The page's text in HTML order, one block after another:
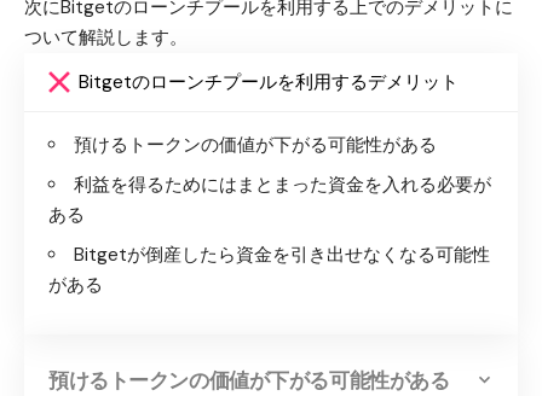
次にBitgetのローンチプールを利用する上でのデメリットに
ついて解説します。
Bitgetのローンチプールを利用するデメリット
預けるトークンの価値が下がる可能性がある
利益を得るためにはまとまった資金を入れる必要が
ある
Bitgetが倒産したら資金を引き出せなくなる可能性
がある
預けるトークンの価値が下がる可能性がある